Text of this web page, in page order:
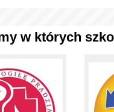
w których